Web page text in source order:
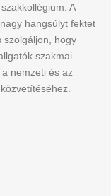
A
hangsúlyt fektet
szolgáljon, hogy
szakmai
nemzeti és az